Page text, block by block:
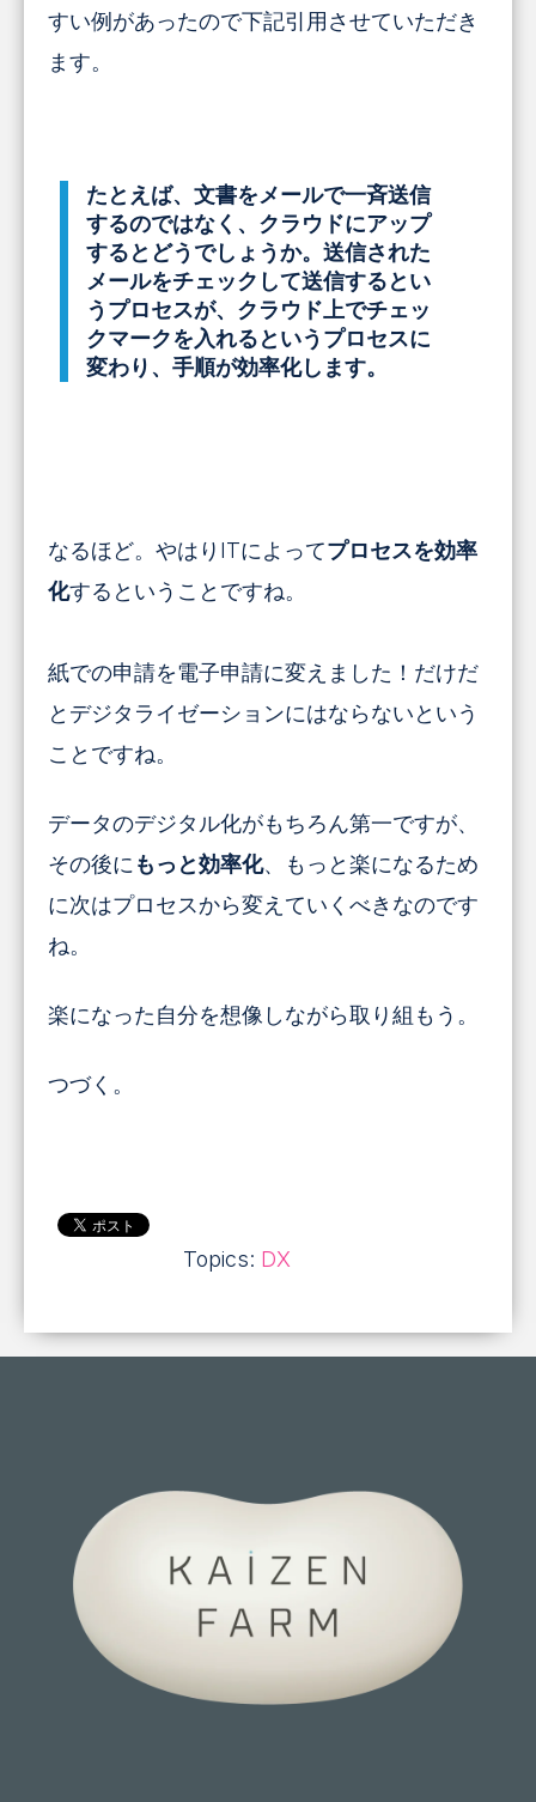
すい例があったので下記引用させていただき
ます。
たとえば、 文書をメールで一斉送信
するのではなく、クラウドにアップ
するとどうでしょうか。送信された
メールをチェックして送信するとい
うプロセスが、 クラウド上でチェッ
クマークを入れるというプロセスに
変わり、 手順が効率化します。
なるほど。やはりITによってプロセスを効率
化するということですね。
紙での申請を電子申請に変えました！だけだ
とデジタライゼーションにはならないという
ことですね。
データのデジタル化がもちろん第一ですが、
その後に もっと効率化、
もっと楽になるため
に次はプロセスから変えていくべきなのです
ね。
楽になった自分を想像しながら取り組もう。
つづく。
Topics: DX